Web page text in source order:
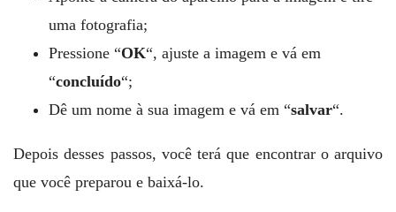
uma fotografia;
Pressione “OK“, ajuste a imagem e vá em
“concluído“;
Dê um nome à sua imagem e vá em “salvar“.
Depois desses passos, você terá que encontrar o arquivo
que você preparou e baixá-lo.